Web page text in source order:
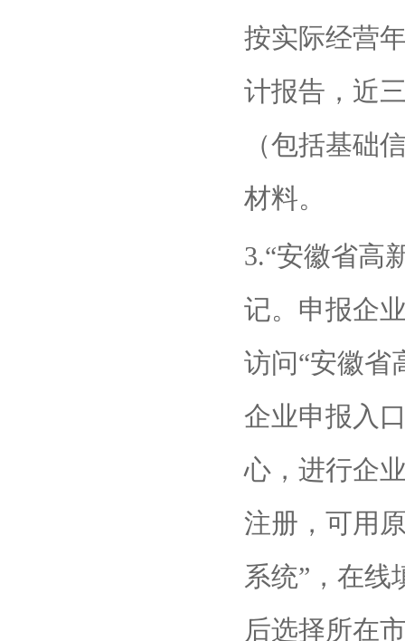
按实际经营
计报告，近
（包括基础
材料。
3.“安徽省高
记。申报企
访问“安徽省
企业申报入
心，进行企
注册，可用
系统”，在线
后选择所在